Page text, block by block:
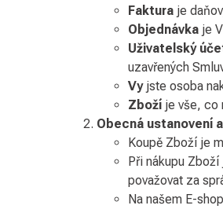
Faktura je
Objednávka je
Uživatelský
uzavřených
Vyjste osoba
Zboží je vše, co
Obecná ustanovení
Koupě Zboží je
Při nákupu
považovat za
Na našem E-